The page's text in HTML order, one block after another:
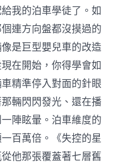
我的泊車學徒了。如
連方向盤都沒摸過的
是巨型嬰兒車的改造
在開始，你得學會如
精準停入對面的針眼
輛閃閃發光、還在播
陣眩暈。泊車維度的
百萬倍。《失控的星
他那張覆蓋著七層舊